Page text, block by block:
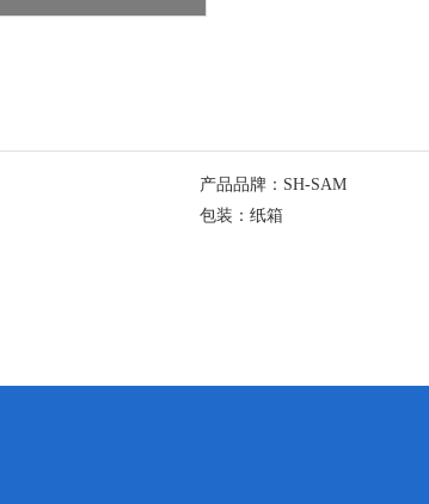
产品品牌： SH-SAM
包装： 纸箱